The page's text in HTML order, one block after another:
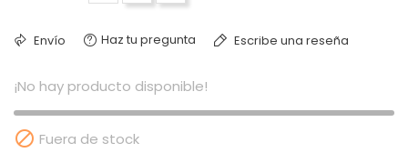
Envío Haz tu pregunta Escribe una reseña
¡No hay producto disponible!
 Fuera de stock